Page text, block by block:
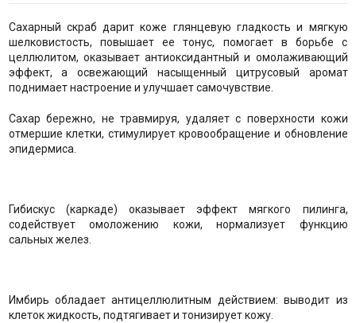
Сахарный скраб дарит коже глянцевую гладкость и мягкую
шелковистость, повышает ее тонус, помогает в борьбе с
целлюлитом, оказывает антиоксидантный и омолаживающий
эффект, а освежающий насыщенный цитрусовый аромат
поднимает настроение и улучшает самочувствие.
Сахар бережно, не травмируя, удаляет с поверхности кожи
отмершие клетки, стимулирует кровообращение и обновление
эпидермиса.
Гибискус (каркаде) оказывает эффект мягкого пилинга,
содействует омоложению кожи, нормализует функцию
сальных желез.
Имбирь обладает антицеллюлитным действием: выводит из
клеток жидкость, подтягивает и тонизирует кожу.